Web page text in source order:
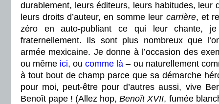
durablement, leurs éditeurs, leurs habitudes, leur
leurs droits d’auteur, en somme leur carrière, et
zéro en auto-publiant ce qui leur chante, je
fraternellement. Ils sont plus nombreux que
armée mexicaine. Je donne à l’occasion des
ou même ici, oucomme là – ou naturellement
à tout bout de champ parce que sa démarche
pour moi, peut-être pour d’autres aussi, vive
Benoît pape ! (Allez hop,Benoît XVII, fumée